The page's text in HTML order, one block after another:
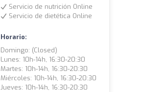
Servicio de nutrición Online
Servicio de dietética Online
Horario:
Domingo: (closed)
Lunes: 10h-14h, 16:30-20:30
Martes: 10h-14h, 16:30-20:30
Miércoles: 10h-14h, 16:30-20:30
Jueves: 10h-14h, 16:30-20:30